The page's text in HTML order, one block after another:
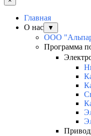
Главная
О нас
▼
ООО
Программа